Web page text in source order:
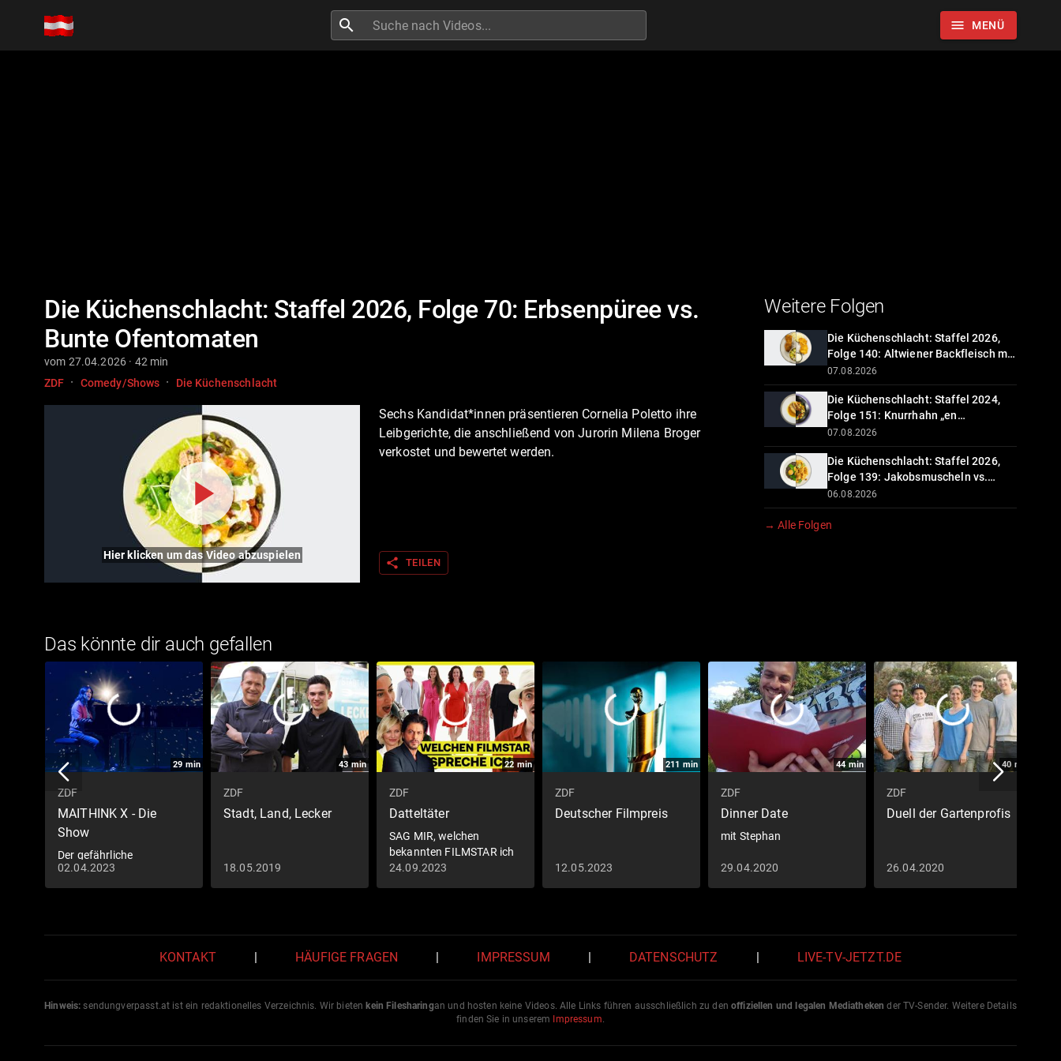
search menu MENÜ
Die Küchenschlacht: Staffel 2026, Folge 70: Erbsenpüree vs.
Bunte Ofentomaten
vom 27.04.2026 · 42 min
ZDF · Comedy/Shows · Die Küchenschlacht
Hier klicken um das Video abzuspielen
Sechs Kandidat*innen präsentieren Cornelia Poletto ihre
Leibgerichte, die anschließend von Jurorin Milena Broger
verkostet und bewertet werden.
share TEILEN
Weitere Folgen
Die Küchenschlacht: Staffel 2026,
Folge 140: Altwiener Backfleisch mit
Remouladensauce
07.08.2026
Die Küchenschlacht: Staffel 2024,
Folge 151: Knurrhahn „en
escabèche“ mit zweierlei
Blumenkohl und Harissa-Wedges
07.08.2026
Die Küchenschlacht: Staffel 2026,
Folge 139: Jakobsmuscheln vs.
Falafel mit Hummus
06.08.2026
→ Alle Folgen
Das könnte dir auch gefallen
29 min
ZDF
MAITHINK X - Die
Show
Der gefährliche
Naturtrend
02.04.2023
43min
ZDF
Stadt, Land, Lecker
18.05.2019
22 min
ZDF
Datteltäter
SAG MIR, welchen
bekannten FILMSTAR ich
spreche!
24.09.2023
211 min
ZDF
Deutscher Filmpreis
12.05.2023
44min
ZDF
Dinner Date
mit Stephan
29.04.2020
40 min
ZDF
Duell der Gartenprofis
26.04.2020
KONTAKT HÄUFIGE FRAGEN IMPRESSUM DATENSCHUTZ LIVE-TV-JETZT.DE
Hinweis: sendungverpasst.at ist ein redaktionelles Verzeichnis. Wir bieten kein Filesharingan und hosten keine Videos. Alle Links führen ausschließlich zu den offiziellen und legalen Mediatheken der TV-Sender. Weitere Details
finden Sie in unserem Impressum.